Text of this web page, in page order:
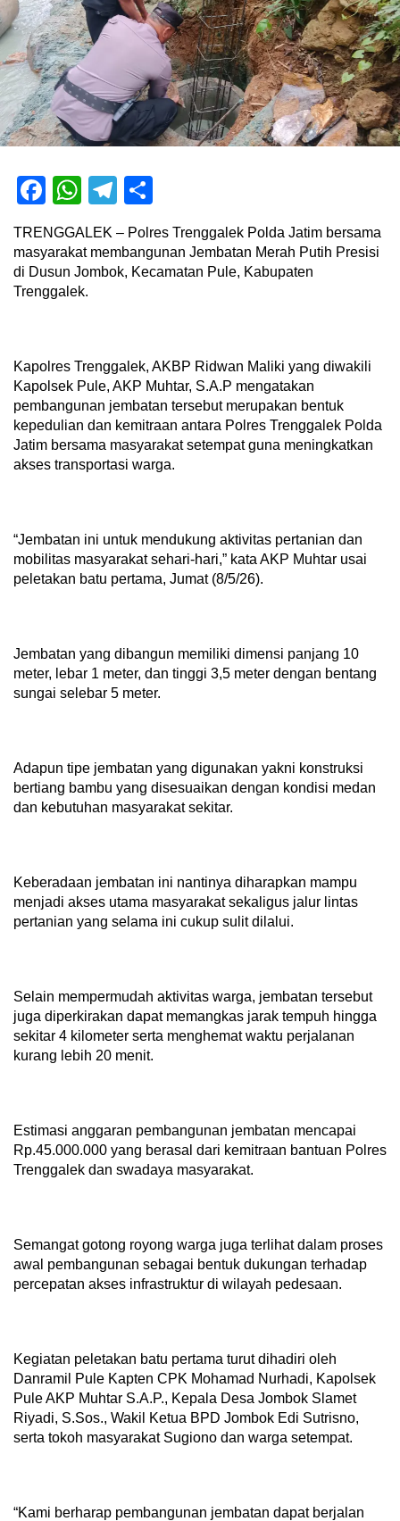
Facebook
WhatsApp
Telegram
TRENGGALEK – Polres Trenggalek Polda Jatim bersama
masyarakat membangunan Jembatan Merah Putih Presisi
di Dusun Jombok, Kecamatan Pule, Kabupaten
Trenggalek.
Kapolres Trenggalek, AKBP Ridwan Maliki yang diwakili
Kapolsek Pule, AKP Muhtar, S.A.P mengatakan
pembangunan jembatan tersebut merupakan bentuk
kepedulian dan kemitraan antara Polres Trenggalek Polda
Jatim bersama masyarakat setempat guna meningkatkan
akses transportasi warga.
“Jembatan ini untuk mendukung aktivitas pertanian dan
mobilitas masyarakat sehari-hari,” kata AKP Muhtar usai
peletakan batu pertama, Jumat (8/5/26).
Jembatan yang dibangun memiliki dimensi panjang 10
meter, lebar 1 meter, dan tinggi 3,5 meter dengan bentang
sungai selebar 5 meter.
Adapun tipe jembatan yang digunakan yakni konstruksi
bertiang bambu yang disesuaikan dengan kondisi medan
dan kebutuhan masyarakat sekitar.
Keberadaan jembatan ini nantinya diharapkan mampu
menjadi akses utama masyarakat sekaligus jalur lintas
pertanian yang selama ini cukup sulit dilalui.
Selain mempermudah aktivitas warga, jembatan tersebut
juga diperkirakan dapat memangkas jarak tempuh hingga
sekitar 4 kilometer serta menghemat waktu perjalanan
kurang lebih 20 menit.
Estimasi anggaran pembangunan jembatan mencapai
Rp.45.000.000 yang berasal dari kemitraan bantuan Polres
Trenggalek dan swadaya masyarakat.
Semangat gotong royong warga juga terlihat dalam proses
awal pembangunan sebagai bentuk dukungan terhadap
percepatan akses infrastruktur di wilayah pedesaan.
Kegiatan peletakan batu pertama turut dihadiri oleh
Danramil Pule Kapten CPK Mohamad Nurhadi, Kapolsek
Pule AKP Muhtar S.A.P., Kepala Desa Jombok Slamet
Riyadi, S.Sos., Wakil Ketua BPD Jombok Edi Sutrisno,
serta tokoh masyarakat Sugiono dan warga setempat.
“Kami berharap pembangunan jembatan dapat berjalan